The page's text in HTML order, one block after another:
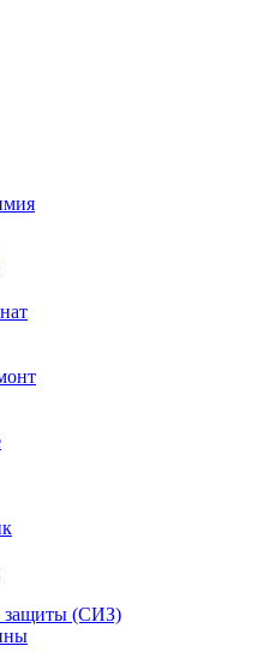
защиты (СИЗ)